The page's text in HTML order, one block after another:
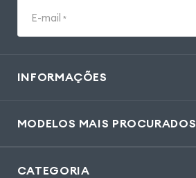
E-mail *
INFORMAÇÕES
MODELOS MAIS PROCURADOS
CATEGORIA